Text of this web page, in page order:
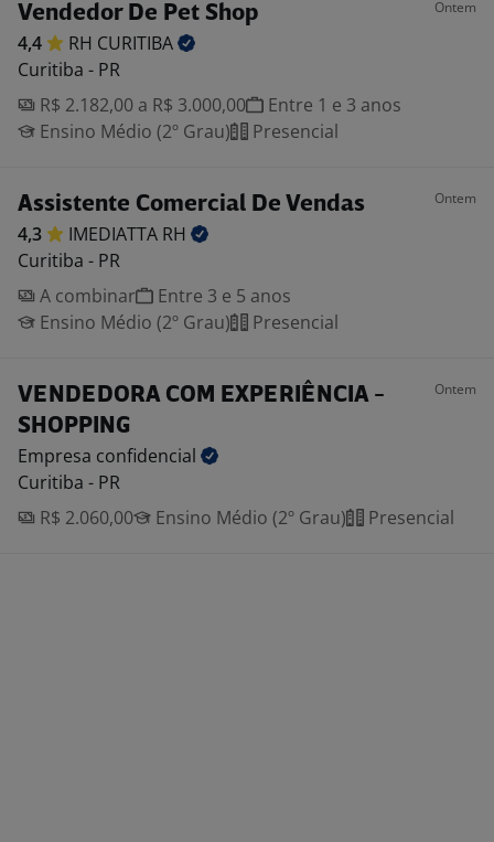
Vendedor De Pet Shop Ontem
4,4 RH CURITIBA
Curitiba - PR
R$ 2.182,00 a R$ 3.000,00
Entre 1 e 3 anos
Ensino Médio (2º Grau)
Presencial
Assistente Comercial De Vendas Ontem
4,3 IMEDIATTA RH
Curitiba - PR
A combinar
Entre 3 e 5 anos
Ensino Médio (2º Grau)
Presencial
VENDEDORA COM EXPERIÊNCIA -
SHOPPING
Ontem
Empresa confidencial
Curitiba - PR
R$ 2.060,00
Ensino Médio (2º Grau) Presencial